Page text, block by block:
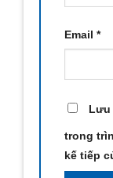
Email *
Lưu
trong
kế tiếp